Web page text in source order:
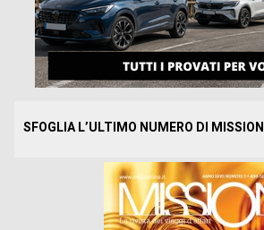
SFOGLIA L’ULTIMO NUMERO DI MISSION